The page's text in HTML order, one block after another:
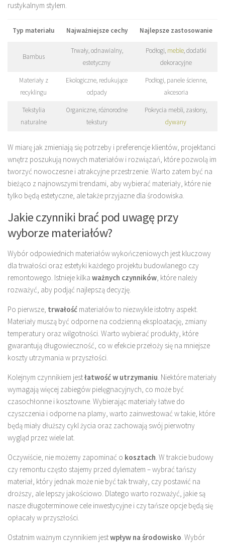
rustykalnym stylem.
Typ materiału Najważniejsze cechy Najlepsze zastosowanie
Bambus
Trwały, odnawialny,
estetyczny
Podłogi, meble, dodatki
dekoracyjne
Materiały z
recyklingu
Ekologiczne, redukujące
odpady
Podłogi, panele ścienne,
akcesoria
Tekstylia
naturalne
Organiczne, różnorodne
tekstury
Pokrycia mebli, zasłony,
dywany
W miarę jak zmieniają się potrzeby i preferencje klientów, projektanci
wnętrz poszukują nowych materiałów i rozwiązań, które pozwolą im
tworzyć nowoczesne i atrakcyjne przestrzenie. Warto zatem być na
bieżąco z najnowszymi trendami, aby wybierać materiały, które nie
tylko będą estetyczne, ale także przyjazne dla środowiska.
Jakie czynniki brać pod uwagę przy
wyborze materiałów?
Wybór odpowiednich materiałów wykończeniowych jest kluczowy
dla trwałości oraz estetyki każdego projektu budowlanego czy
remontowego. Istnieje kilka ważnych czynników, które należy
rozważyć, aby podjąć najlepszą decyzję.
Po pierwsze, trwałość materiałów to niezwykle istotny aspekt.
Materiały muszą być odporne na codzienną eksploatację, zmiany
temperatury oraz wilgotności. Warto wybierać produkty, które
gwarantują długowieczność, co w efekcie przełoży się na mniejsze
koszty utrzymania w przyszłości.
Kolejnym czynnikiem jestłatwość w utrzymaniu. Niektóre materiały
wymagają więcej zabiegów pielęgnacyjnych, co może być
czasochłonne i kosztowne. Wybierając materiały łatwe do
czyszczenia i odporne na plamy, warto zainwestować w takie, które
będą miały dłuższy cykl życia oraz zachowają swój pierwotny
wygląd przez wiele lat.
Oczywiście, nie możemy zapominać o kosztach. W trakcie budowy
czy remontu często stajemy przed dylematem – wybrać tańszy
materiał, który jednak może nie być tak trwały, czy postawić na
droższy, ale lepszy jakościowo. Dlatego warto rozważyć, jakie są
nasze długoterminowe cele inwestycyjne i czy tańsze opcje będą się
opłacały w przyszłości.
Ostatnim ważnym czynnikiem jestwpływ na środowisko. Wybór